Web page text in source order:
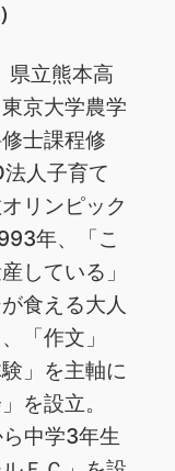
県立熊本高
京大学農学
士課程修
人子育て
リンピック
年、「こ
している」
食える大人
「作文」
」を主軸に
を設立。
中学3年生